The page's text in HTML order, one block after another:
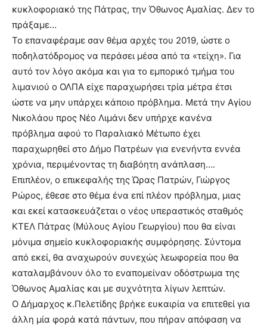
κυκλοφοριακό της Πάτρας, την Όθωνος Αμαλίας. Δεν το
πράξαμε…
Το επαναφέραμε σαν θέμα αρχές του 2019, ώστε ο
ποδηλατόδρομος να περάσει μέσα από τα «τείχη». Για
αυτό τον λόγο ακόμα και για το εμπορικό τμήμα του
λιμανιού ο ΟΛΠΑ είχε παραχωρήσει τρία μέτρα έτσι
ώστε να μην υπάρχει κάποιο πρόβλημα. Μετά την Αγίου
Νικολάου προς Νέο Λιμάνι δεν υπήρχε κανένα
πρόβλημα αφού το Παραλιακό Μέτωπο έχει
παραχωρηθεί στο Δήμο Πατρέων για ενενήντα εννέα
χρόνια, περιμένοντας τη διαβόητη ανάπλαση….
Επιπλέον, ο επικεφαλής της Ώρας Πατρών, Γιώργος
Ρώρος, έθεσε στο θέμα ένα επί πλέον πρόβλημα, μιας
και εκεί κατασκευάζεται ο νέος υπεραστικός σταθμός
ΚΤΕΛ Πάτρας (Μύλους Αγίου Γεωργίου) που θα είναι
μόνιμα σημείο κυκλοφοριακής συμφόρησης. Σύντομα
από εκεί, θα αναχωρούν συνεχώς λεωφορεία που θα
καταλαμβάνουν όλο το εναπομείναν οδόστρωμα της
Όθωνος Αμαλίας και με συχνότητα λίγων λεπτών.
Ο Δήμαρχος κ.Πελετίδης βρήκε ευκαιρία να επιτεθεί για
άλλη μία φορά κατά πάντων, που πήραν απόφαση να